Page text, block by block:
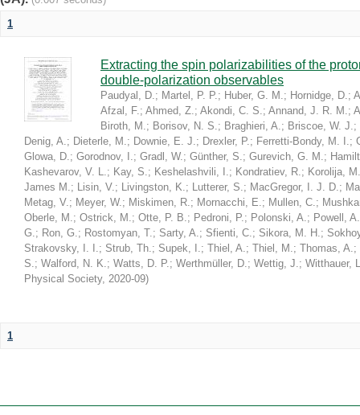
1
Extracting the spin polarizabilities of the
double-polarization observables
Paudyal, D.; Martel, P. P.; Huber, G. M.; Hornidge, D.;
Afzal, F.; Ahmed, Z.; Akondi, C. S.; Annand, J. R. M.;
Biroth, M.; Borisov, N. S.; Braghieri, A.; Briscoe, W. J.;
Denig, A.; Dieterle, M.; Downie, E. J.; Drexler, P.; Ferretti-Bondy, M. I.;
Glowa, D.; Gorodnov, I.; Gradl, W.; Günther, S.; Gurevich, G. M.;
Kashevarov, V. L.; Kay, S.; Keshelashvili, I.; Kondratiev, R.; Korolija, M.
James M.; Lisin, V.; Livingston, K.; Lutterer, S.; MacGregor, I. J. D.;
Metag, V.; Meyer, W.; Miskimen, R.; Mornacchi, E.; Mullen, C.;
Oberle, M.; Ostrick, M.; Otte, P. B.; Pedroni, P.; Polonski, A.; Powell, A.
G.; Ron, G.; Rostomyan, T.; Sarty, A.; Sfienti, C.; Sikora, M. H.;
Strakovsky, I. I.; Strub, Th.; Supek, I.; Thiel, A.; Thiel, M.; Thomas, A.;
S.; Walford, N. K.; Watts, D. P.; Werthmüller, D.; Wettig, J.; Witthauer,
Physical Society, 2020-09)
1